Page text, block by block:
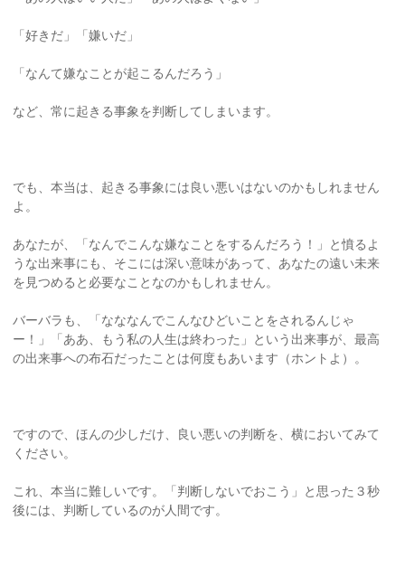
「好きだ」「嫌いだ」
「なんて嫌なことが起こるんだろう」
など、常に起きる事象を判断してしまいます。
でも、本当は、起きる事象には良い悪いはないのかもしれません
よ。
あなたが、「なんでこんな嫌なことをするんだろう！」と憤るよ
うな出来事にも、そこには深い意味があって、あなたの遠い未来
を見つめると必要なことなのかもしれません。
バーバラも、「なななんでこんなひどいことをされるんじゃ
ー！」「ああ、もう私の人生は終わった」という出来事が、最高
の出来事への布石だったことは何度もあいます（ホントよ）。
ですので、ほんの少しだけ、良い悪いの判断を、横においてみて
ください。
これ、本当に難しいです。「判断しないでおこう」と思った３秒
後には、判断しているのが人間です。